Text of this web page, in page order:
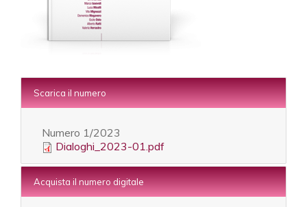
Scarica il numero
Numero 1/2023
Dialoghi_2023-01.pdf
Acquista il numero digitale